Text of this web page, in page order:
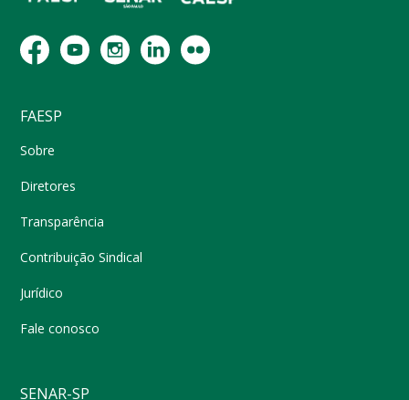
FAESP
Sobre
Diretores
Transparência
Contribuição Sindical
Jurídico
Fale conosco
SENAR-SP